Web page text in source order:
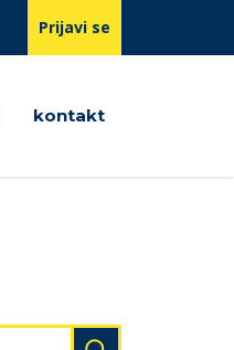
Prijavi se
kontakt